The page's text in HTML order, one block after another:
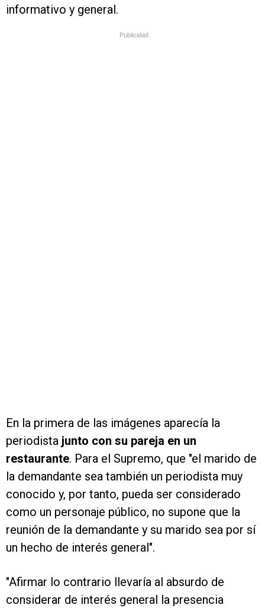
informativo y general.
Publicidad
En la primera de las imágenes aparecía la
periodista junto con su pareja en un
restaurante. Para el Supremo, que "el marido de
la demandante sea también un periodista muy
conocido y, por tanto, pueda ser considerado
como un personaje público, no supone que la
reunión de la demandante y su marido sea por sí
un hecho de interés general".
"Afirmar lo contrario llevaría al absurdo de
considerar de interés general la presencia